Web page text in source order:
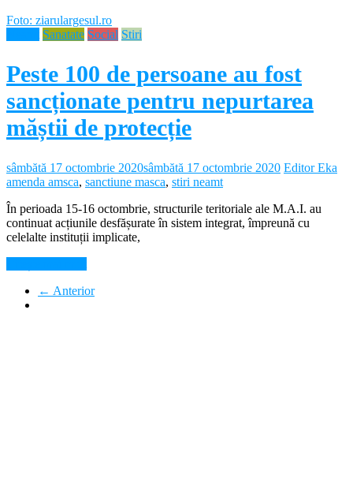
Foto: ziarulargesul.ro
Sanatate Social Stiri
Peste 100 de persoane au fost
sancționate pentru nepurtarea
măștii de protecție
sâmbătă 17 octombrie 2020sâmbătă 17 octombrie 2020 Editor Eka
amenda amsca, sanctiune masca, stiri neamt
În perioada 15-16 octombrie, structurile teritoriale ale M.A.I. au
continuat acțiunile desfășurate în sistem integrat, împreună cu
celelalte instituții implicate,
← Anterior